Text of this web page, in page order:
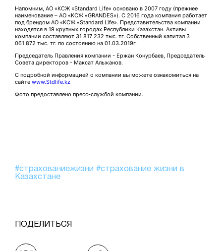
Напомним, АО «КСЖ «Standard Life» основано в 2007 году (прежнее
наименование – АО «КСЖ «GRANDES»). С 2016 года компания работает
под брендом АО «КСЖ «Standard Life». Представительства компании
находятся в 19 крупных городах Республики Казахстан. Активы
компании составляют 31 817 232 тыс. тг. Собственный капитал 3
061 872 тыс. тг. по состоянию на 01.03.2019г.
Председатель Правления компании - Ержан Конурбаев, Председатель
Совета директоров - Максат Альжанов.
С подробной информацией о компании вы можете ознакомиться на
сайте www.Stdlife.kz
Фото предоставлено пресс-службой компании.
#страхованиежизни #страхование жизни в
Казахстане
ПОДЕЛИТЬСЯ